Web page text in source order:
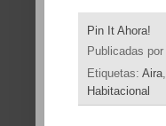
Pin It Ahora!
Publicadas por
Etiquetas: Aira,
Habitacional